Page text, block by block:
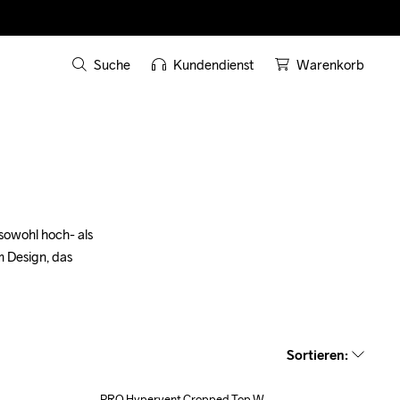
Suche Kundendienst Warenkorb
hoch- als
das
Sortieren: